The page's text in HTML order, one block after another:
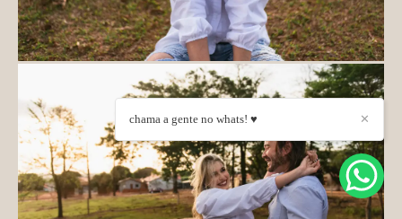
✕
chama a gente no whats! ♥